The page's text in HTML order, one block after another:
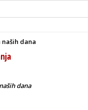
dana
dana